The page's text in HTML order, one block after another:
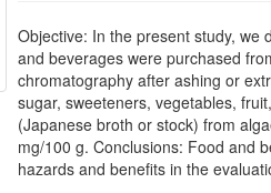
Objective: In the present study, we
and beverages were purchased
chromatography after ashing or
sugar, sweeteners, vegetables,
(Japanese broth or stock) from
mg/100 g. Conclusions: Food and
hazards and benefits in the